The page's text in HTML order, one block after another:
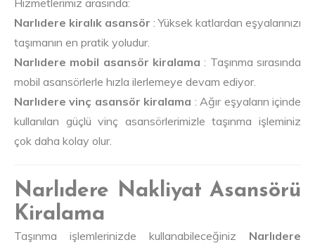
Narlıdere kiralık asansör : Yüksek katlardan eşyalarınızı
taşımanın en pratik yoludur.
Narlıdere mobil asansör kiralama : Taşınma sırasında
mobil asansörlerle hızla ilerlemeye devam ediyor.
Narlıdere vinç asansör kiralama : Ağır eşyaların içinde
kullanılan güçlü vinç asansörlerimizle taşınma işleminiz
çok daha kolay olur.
Narlıdere Nakliyat Asansörü
Kiralama
Taşınma işlemlerinizde kullanabileceğiniz Narlıdere